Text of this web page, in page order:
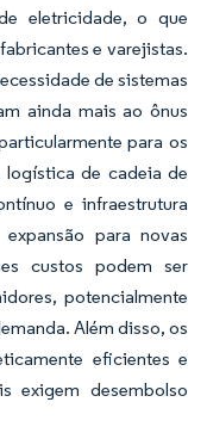
eletricidade, o que
e varejistas.
de sistemas
ainda mais ao ônus
para os
de cadeia de
e infraestrutura
para novas
custos podem ser
potencialmente
Além disso, os
eficientes e
exigem desembolso